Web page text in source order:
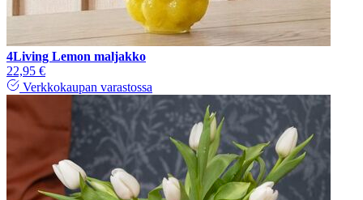
4Living Lemon maljakko
22,95 €
Verkkokaupan varastossa